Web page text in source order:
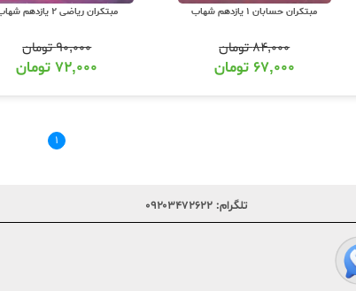
مبتکران حسابان 1 یازدهم شهاب
۸۴,۰۰۰تومان
۶۷,۰۰۰ تومان
مبتکران ریاضی 2 یازدهم شهاب
۹۰,۰۰۰تومان
۷۲,۰۰۰تومان
۱
تلگرام: ۰۹۲۰۳۴۷۲۶۲۲